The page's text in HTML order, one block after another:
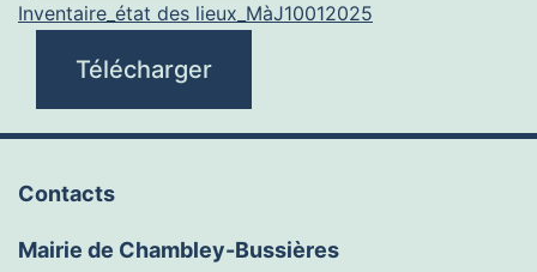
Inventaire_état des lieux_MàJ10012025
Télécharger
Contacts
Mairie de Chambley-Bussières